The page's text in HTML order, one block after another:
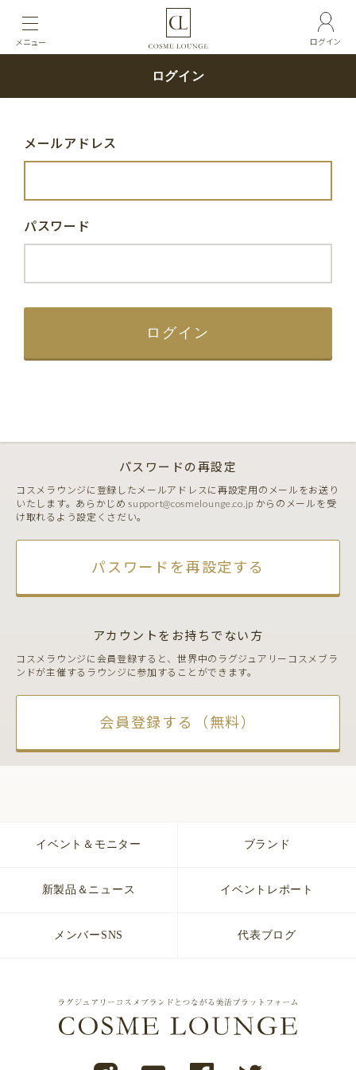
ログイン
メニュー
ログイン
メールアドレス
パスワード
パスワードの再設定
コスメラウンジに登録したメールアドレスに再設定用のメールをお送り
いたします。あらかじめ support@cosmelounge.co.jp からのメールを受
け取れるよう設定くさだい。
パスワードを再設定する
アカウントをお持ちでない方
コスメラウンジに会員登録すると、世界中のラグジュアリーコスメブラ
ンドが主催するラウンジに参加することができます。
会員登録する（無料）
イベント＆モニター ブランド
新製品＆ニュース イベントレポート
メンバーSNS 代表ブログ